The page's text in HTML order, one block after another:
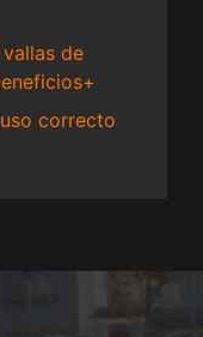
de
correcto